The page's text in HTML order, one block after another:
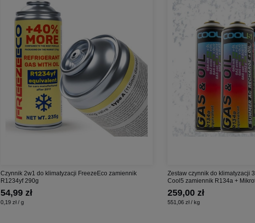
Czynnik 2w1 do klimatyzacji FreezeEco zamiennik
R1234yf 290g
54,99 zł
0,19 zł / g
Zestaw czynnik do klimatyzacji
Cool5 zamiennik R134a +
259,00 zł
551,06 zł / kg